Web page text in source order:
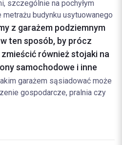
szczególnie na pochyłym
budynku usytuowanego
z garażem podziemnym
ten sposób, by prócz
również stojaki na
samochodowe i inne
garażem sąsiadować może
gospodarcze, pralnia czy